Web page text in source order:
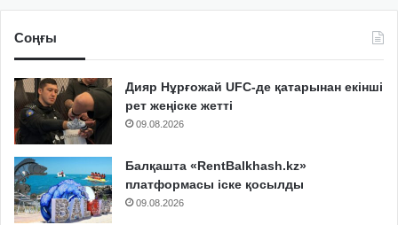
Соңғы
Дияр Нұрғожай UFC-де қатарынан екінші
рет жеңіске жетті
09.08.2026
Балқашта «RentBalkhash.kz»
платформасы іске қосылды
09.08.2026